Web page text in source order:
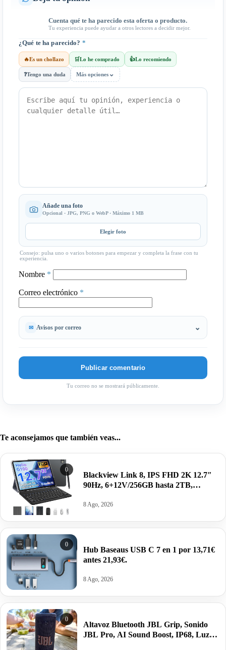
Cuenta qué te ha parecido esta oferta o producto.
Tu experiencia puede ayudar a otros lectores a decidir mejor.
¿Qué te ha parecido? *
🔥Es un chollazo 🛒Lo he comprado 👍Lo recomiendo
❓Tengo una duda Más opciones ⌄
Añade una foto
Opcional · JPG, PNG o WebP · Máximo 1 MB
Elegir foto
Consejo: pulsa uno o varios botones para empezar y completa la frase con tu
experiencia.
Nombre *
Correo electrónico *
Avisos por correo
Tu correo no se mostrará públicamente.
Te aconsejamos que también veas...
0
Blackview Link 8, IPS FHD 2K 12.7″
90Hz, 6+12V/256GB hasta 2TB,
8400mAh+accesorios por 169€ antes
8 Ago, 2026
0
Hub Baseaus USB C 7 en 1 por 13,71€
antes 21,93€.
8 Ago, 2026
0
Altavoz Bluetooth JBL Grip, Sonido
JBL Pro, AI Sound Boost, IP68, Luz